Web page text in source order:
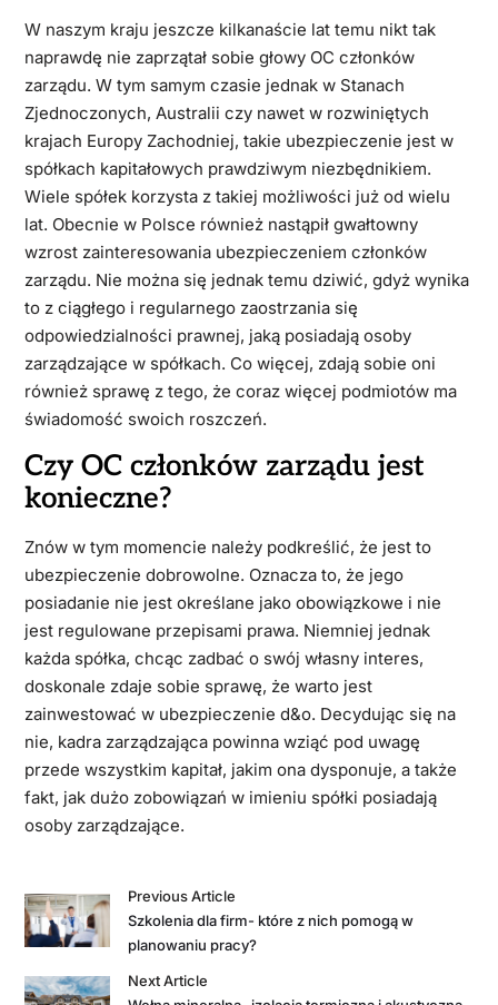
W naszym kraju jeszcze kilkanaście lat temu nikt tak
naprawdę nie zaprzątał sobie głowy OC członków
zarządu. W tym samym czasie jednak w Stanach
Zjednoczonych, Australii czy nawet w rozwiniętych
krajach Europy Zachodniej, takie ubezpieczenie jest w
spółkach kapitałowych prawdziwym niezbędnikiem.
Wiele spółek korzysta z takiej możliwości już od wielu
lat. Obecnie w Polsce również nastąpił gwałtowny
wzrost zainteresowania ubezpieczeniem członków
zarządu. Nie można się jednak temu dziwić, gdyż wynika
to z ciągłego i regularnego zaostrzania się
odpowiedzialności prawnej, jaką posiadają osoby
zarządzające w spółkach. Co więcej, zdają sobie oni
również sprawę z tego, że coraz więcej podmiotów ma
świadomość swoich roszczeń.
Czy OC członków zarządu jest
konieczne?
Znów w tym momencie należy podkreślić, że jest to
ubezpieczenie dobrowolne. Oznacza to, że jego
posiadanie nie jest określane jako obowiązkowe i nie
jest regulowane przepisami prawa. Niemniej jednak
każda spółka, chcąc zadbać o swój własny interes,
doskonale zdaje sobie sprawę, że warto jest
zainwestować w ubezpieczenie d&o. Decydując się na
nie, kadra zarządzająca powinna wziąć pod uwagę
przede wszystkim kapitał, jakim ona dysponuje, a także
fakt, jak dużo zobowiązań w imieniu spółki posiadają
osoby zarządzające.
Previous Article
Szkolenia dla firm- które z nich pomogą w
planowaniu pracy?
Next Article